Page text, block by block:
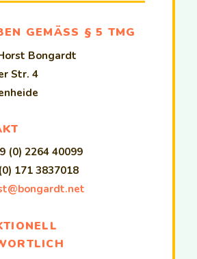
GEMÄSS § 5 TMG
Bongardt
Str. 4
(0) 2264 40099
171 3837018